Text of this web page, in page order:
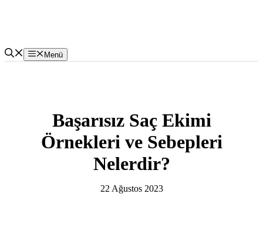
Menü
Başarısız Saç Ekimi
Örnekleri ve Sebepleri
Nelerdir?
22 Ağustos 2023